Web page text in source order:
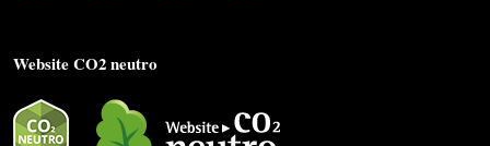
Website CO2 neutro